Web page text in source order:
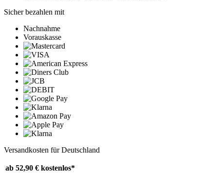
Sicher bezahlen mit
Nachnahme
Vorauskasse
Versandkosten für Deutschland
ab 52,90 € kostenlos*